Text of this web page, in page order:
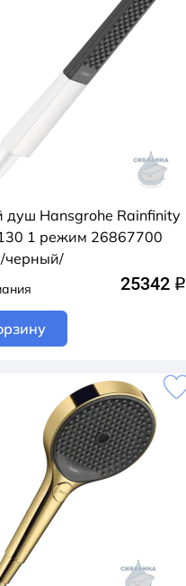
душ Hansgrohe Rainfinity
1 режим 26867700
черный/
25342 q